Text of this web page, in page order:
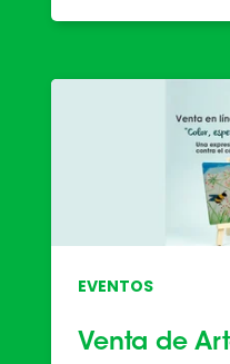
EVENTOS
Venta de